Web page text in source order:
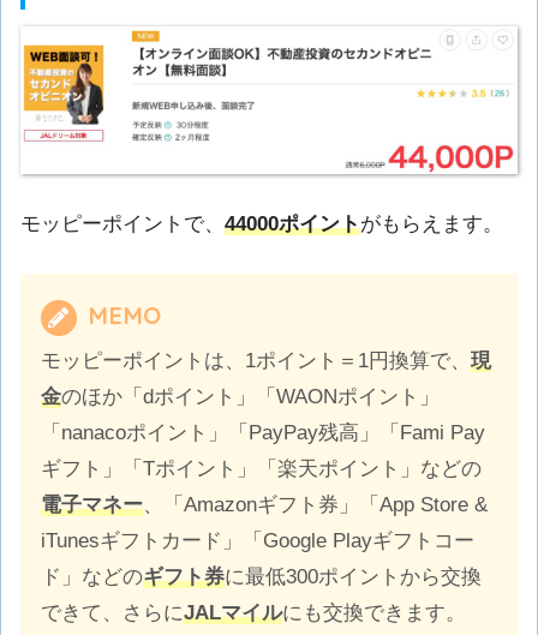
モッピーポイントで、 44000ポイントがもらえます。
MEMO
モッピーポイントは、1ポイント＝1円換算で、 現
金のほか「dポイント」「WAONポイント」
「nanacoポイント」「PayPay残高」「Fami Pay
ギフト」「Tポイント」「楽天ポイント」などの
電子マネー、「Amazonギフト券」「App Store &
iTunesギフトカード」「Google Playギフトコー
ド」などのギフト券に最低300ポイントから交換
できて、さらにJALマイルにも交換できます。